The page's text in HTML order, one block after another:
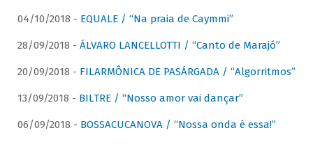
04/10/2018 - EQUALE / “Na praia de Caymmi”
28/09/2018 - ÁLVARO LANCELLOTTI / “Canto de Marajó”
20/09/2018 - FILARMÔNICA DE PASÁRGADA / “Algorritmos”
13/09/2018 - BILTRE / “Nosso amor vai dançar”
06/09/2018 - BOSSACUCANOVA / “Nossa onda é essa!”